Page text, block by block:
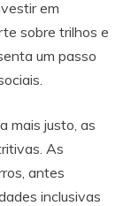
em
sobre trilhos e
um passo
mais justo, as
As
antes
inclusivas